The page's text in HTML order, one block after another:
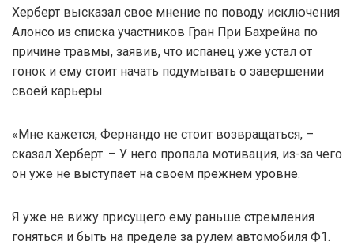
Херберт высказал свое мнение по поводу исключения
Алонсо из списка участников Гран При Бахрейна по
причине травмы, заявив, что испанец уже устал от
гонок и ему стоит начать подумывать о завершении
своей карьеры.
«Мне кажется, Фернандо не стоит возвращаться, –
сказал Херберт. – У него пропала мотивация, из-за чего
он уже не выступает на своем прежнем уровне.
Я уже не вижу присущего ему раньше стремления
гоняться и быть на пределе за рулем автомобиля Ф1.